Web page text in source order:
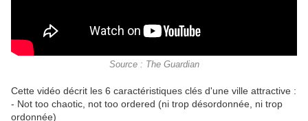
Source : The Guardian
Cette vidéo décrit les 6 caractéristiques clés d'une ville attractive :
- Not too chaotic, not too ordered (ni trop désordonnée, ni trop
ordonnée)